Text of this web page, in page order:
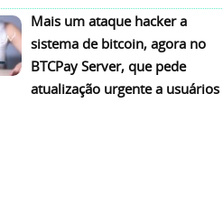
Mais um ataque hacker a
sistema de bitcoin, agora no
BTCPay Server, que pede
atualização urgente a usuários